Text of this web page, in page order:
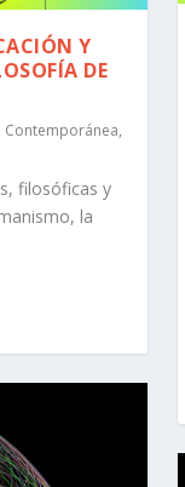
Y
DE
Contemporánea,
filosóficas y
la